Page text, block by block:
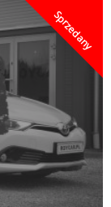
Sprzedany